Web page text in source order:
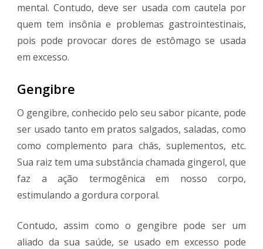
mental. Contudo, deve ser usada com cautela por
quem tem insônia e problemas gastrointestinais,
pois pode provocar dores de estômago se usada
em excesso.
Gengibre
O gengibre, conhecido pelo seu sabor picante, pode
ser usado tanto em pratos salgados, saladas, como
como complemento para chás, suplementos, etc.
Sua raiz tem uma substância chamada gingerol, que
faz a ação termogênica em nosso corpo,
estimulando a gordura corporal.
Contudo, assim como o gengibre pode ser um
aliado da sua saúde, se usado em excesso pode